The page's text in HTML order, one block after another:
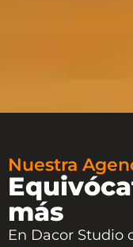
Nuestra
más
En Dacor Studio